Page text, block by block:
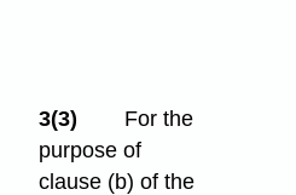
3(3)
For the
purpose of
clause (b) of the